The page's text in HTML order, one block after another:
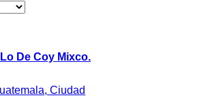
De Coy Mixco.
Ciudad